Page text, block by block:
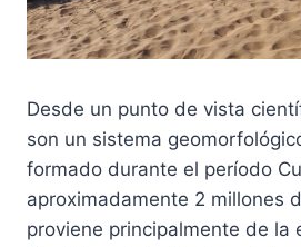
Desde un punto de vista
son un sistema
formado durante el período
aproximadamente 2 millones
proviene principalmente de la